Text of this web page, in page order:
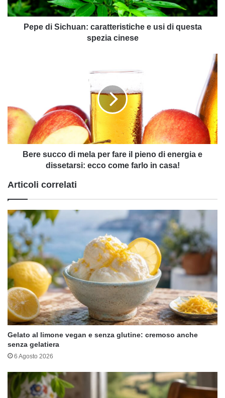
questa
spezia
cinesePepe di Sichuan: caratteristiche e usi di questa
spezia cinese
fare
il
pieno
di
energia
ecco
in
casa!
Bere succo di mela per fare il pieno di energia e
dissetarsi: ecco come farlo in casa!
Articoli correlati
Gelato al limone vegan e senza glutine: cremoso anche
senza gelatiera
6 Agosto 2026